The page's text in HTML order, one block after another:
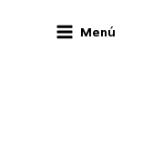
Menu
Menú